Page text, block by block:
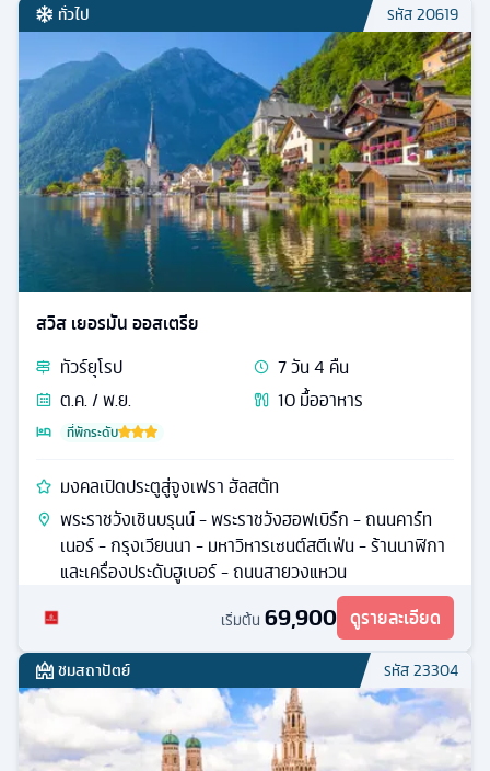
ทั่วไป รหัส20619
สวิส เยอรมัน ออสเตรีย
ทัวร์ยุโรป 7วัน4 คืน
ต.ค. / พ.ย.
10มื้ออาหาร
ที่พักระดับ
มงคลเปิดประตูสู่จูงเฟรา ฮัลสตัท
พระราชวังเชินบรุนน์ - พระราชวังฮอฟเบิร์ก - ถนนคาร์ท
เนอร์ - กรุงเวียนนา - มหาวิหารเซนต์สตีเฟ่น - ร้านนาฬิกา
และเครื่องประดับฮูเบอร์ - ถนนสายวงแหวน
เริ่มต้น 69,900 ดูรายละเอียด
ชมสถาปัตย์ รหัส23304